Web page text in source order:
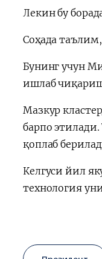
Лекин бу
Соҳада
Бунинг учун
ишлаб
Мазкур
барпо
қоплаб
Келгуси йил
технология